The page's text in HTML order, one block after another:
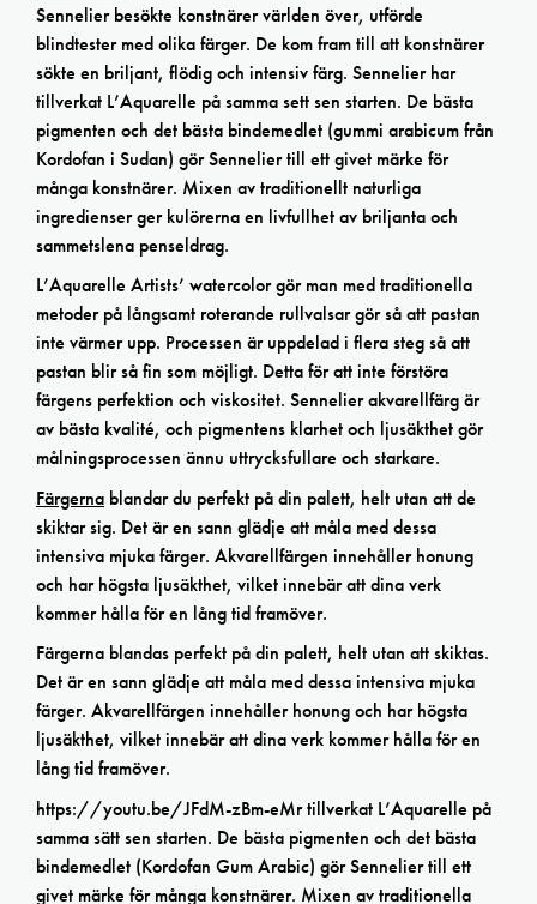
Sennelier besökte konstnärer världen över, utförde
blindtester med olika färger. De kom fram till att konstnärer
sökte en briljant, flödig och intensiv färg. Sennelier har
tillverkat L’Aquarelle på samma sett sen starten. De bästa
pigmenten och det bästa bindemedlet (gummi arabicum från
Kordofan i Sudan) gör Sennelier till ett givet märke för
många konstnärer. Mixen av traditionellt naturliga
ingredienser ger kulörerna en livfullhet av briljanta och
sammetslena penseldrag.
L’Aquarelle Artists’ watercolor gör man med traditionella
metoder på långsamt roterande rullvalsar gör så att pastan
inte värmer upp. Processen är uppdelad i flera steg så att
pastan blir så fin som möjligt. Detta för att inte förstöra
färgens perfektion och viskositet. Sennelier akvarellfärg är
av bästa kvalité, och pigmentens klarhet och ljusäkthet gör
målningsprocessen ännu uttrycksfullare och starkare.
Färgerna blandar du perfekt på din palett, helt utan att de
skiktar sig. Det är en sann glädje att måla med dessa
intensiva mjuka färger. Akvarellfärgen innehåller honung
och har högsta ljusäkthet, vilket innebär att dina verk
kommer hålla för en lång tid framöver.
Färgerna blandas perfekt på din palett, helt utan att skiktas.
Det är en sann glädje att måla med dessa intensiva mjuka
färger. Akvarellfärgen innehåller honung och har högsta
ljusäkthet, vilket innebär att dina verk kommer hålla för en
lång tid framöver.
https://youtu.be/JFdM-zBm-eMr tillverkat L’Aquarelle på
samma sätt sen starten. De bästa pigmenten och det bästa
bindemedlet (Kordofan Gum Arabic) gör Sennelier till ett
givet märke för många konstnärer. Mixen av traditionella